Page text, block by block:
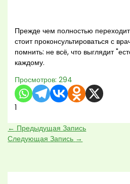
Прежде чем полностью
стоит проконсультироваться с
помнить: не всё, что выглядит
каждому.
Просмотров: 294
1
← Предыдущая Запись
Следующая Запись →